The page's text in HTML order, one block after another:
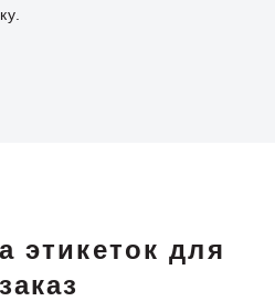
этикеток для